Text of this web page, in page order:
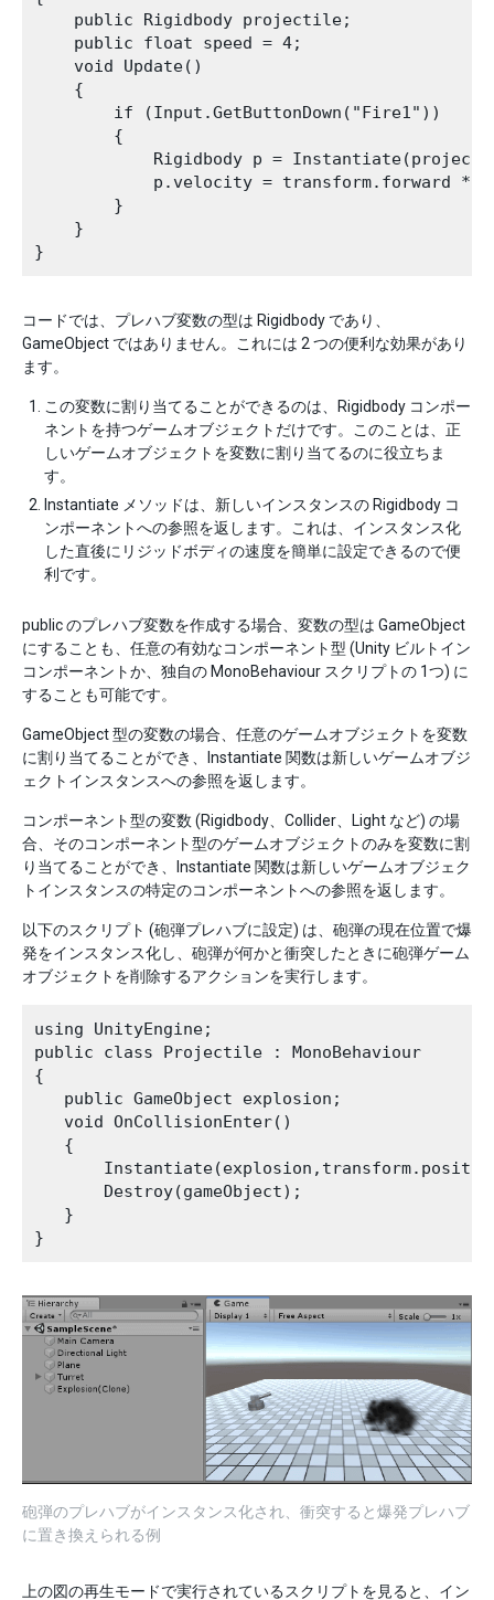
    public Rigidbody projectile;
    public float speed = 4;
    void Update()
    {
        if (Input.GetButtonDown("Fire1"))
        {
Rigidbody p =
p.velocity = transform.forward *
        }
    }
コードでは、プレハブ変数の型は Rigidbody であり、
GameObject ではありません。これには 2 つの便利な効果があり
ます。
この変数に割り当てることができるのは、Rigidbody コンポー
ネントを持つゲームオブジェクトだけです。このことは、正
しいゲームオブジェクトを変数に割り当てるのに役立ちま
す。
Instantiate メソッドは、新しいインスタンスの Rigidbody コ
ンポーネントへの参照を返します。これは、インスタンス化
した直後にリジッドボディの速度を簡単に設定できるので便
利です。
public のプレハブ変数を作成する場合、変数の型は GameObject
にすることも、任意の有効なコンポーネント型 (Unity ビルトイン
コンポーネントか、独自の MonoBehaviour スクリプトの 1つ) に
することも可能です。
GameObject 型の変数の場合、任意のゲームオブジェクトを変数
に割り当てることができ、Instantiate 関数は新しいゲームオブジ
ェクトインスタンスへの参照を返します。
コンポーネント型の変数 (Rigidbody、Collider、Light など) の場
合、そのコンポーネント型のゲームオブジェクトのみを変数に割
り当てることができ、Instantiate 関数は新しいゲームオブジェク
トインスタンスの特定のコンポーネントへの参照を返します。
以下のスクリプト (砲弾プレハブに設定) は、砲弾の現在位置で爆
発をインスタンス化し、砲弾が何かと衝突したときに砲弾ゲーム
オブジェクトを削除するアクションを実行します。
using UnityEngine;
public class Projectile : MonoBehaviour
{
   public GameObject explosion;
   void OnCollisionEnter()
   {
       Destroy(gameObject);
   }
砲弾のプレハブがインスタンス化され、衝突すると爆発プレハブ
に置き換えられる例
上の図の再生モードで実行されているスクリプトを見ると、イン